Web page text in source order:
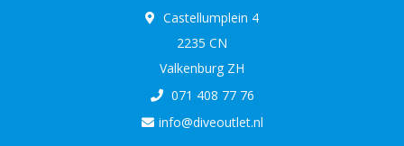
Castellumplein 4
2235 CN
Valkenburg ZH
071 408 77 76
info@diveoutlet.nl